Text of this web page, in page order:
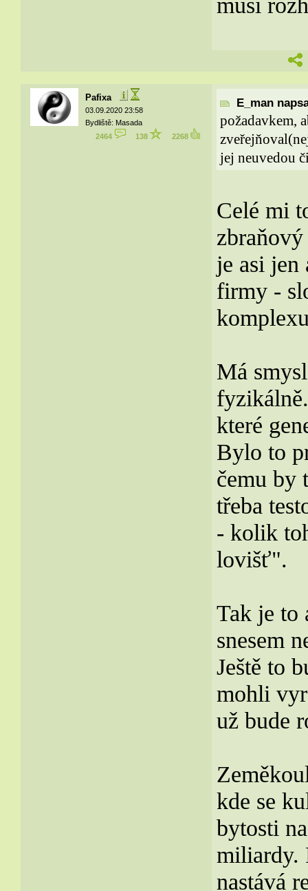
Pafixa
03.09.2020 23:58
Bydliště: Masada
2464
138 2268
E_man
požadavkem,
jej neuvedou
Celé mi
je asi jen
firmy -
Má
které
Bylo to
čemu by
třeba
- kolik
lovišť".
Tak je to
snesem
Ještě to
mohli
už bude
kde se
bytosti
miliardy.
nastává